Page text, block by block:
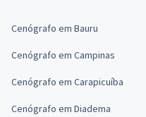
Cenógrafo em Bauru
Cenógrafo em Campinas
Cenógrafo em Carapicuíba
Cenógrafo em Diadema